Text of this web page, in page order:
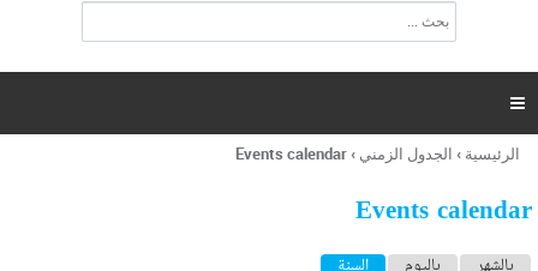
ت
ر
ل
ح
ب

أنت
هنا
الرئيسية › الجدول الزمني ›
Events calendar
Events calendar